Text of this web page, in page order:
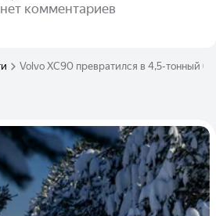
комментариев
Volvo XC90 превратился в 4,5-тонный